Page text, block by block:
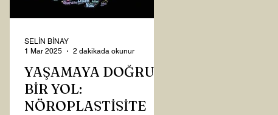
YAŞAMAYA DOĞRU
BİR YOL:
NÖROPLASTİSİTE
SELİN BİNAY
1 Mar 2025
2 dakikada okunur